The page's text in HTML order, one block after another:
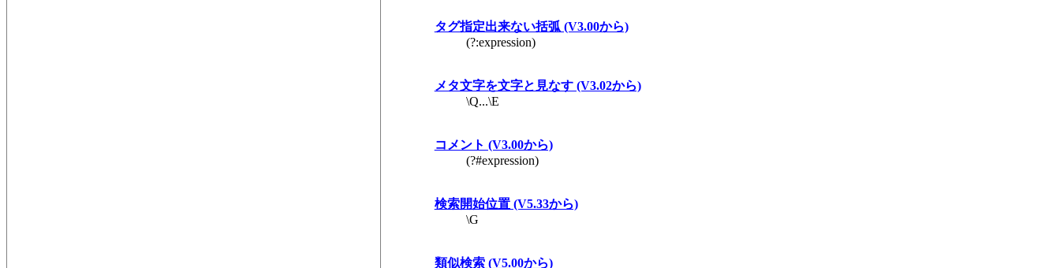
タグ指定出来ない括弧 (V3.00から)
(?:expression)
メタ文字を文字と見なす (V3.02から)
\Q...\E
コメント (V3.00から)
(?#expression)
検索開始位置 (V5.33から)
\G
類似検索 (V5.00から)